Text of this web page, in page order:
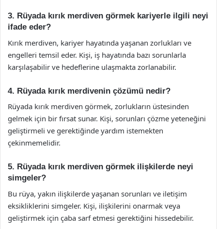
3. Rüyada kırık merdiven görmek kariyerle ilgili neyi
ifade eder?
Kırık merdiven, kariyer hayatında yaşanan zorlukları ve
engelleri temsil eder. Kişi, iş hayatında bazı sorunlarla
karşılaşabilir ve hedeflerine ulaşmakta zorlanabilir.
4. Rüyada kırık merdivenin çözümü nedir?
Rüyada kırık merdiven görmek, zorlukların üstesinden
gelmek için bir fırsat sunar. Kişi, sorunları çözme yeteneğini
geliştirmeli ve gerektiğinde yardım istemekten
çekinmemelidir.
5. Rüyada kırık merdiven görmek ilişkilerde neyi
simgeler?
Bu rüya, yakın ilişkilerde yaşanan sorunları ve iletişim
eksikliklerini simgeler. Kişi, ilişkilerini onarmak veya
geliştirmek için çaba sarf etmesi gerektiğini hissedebilir.